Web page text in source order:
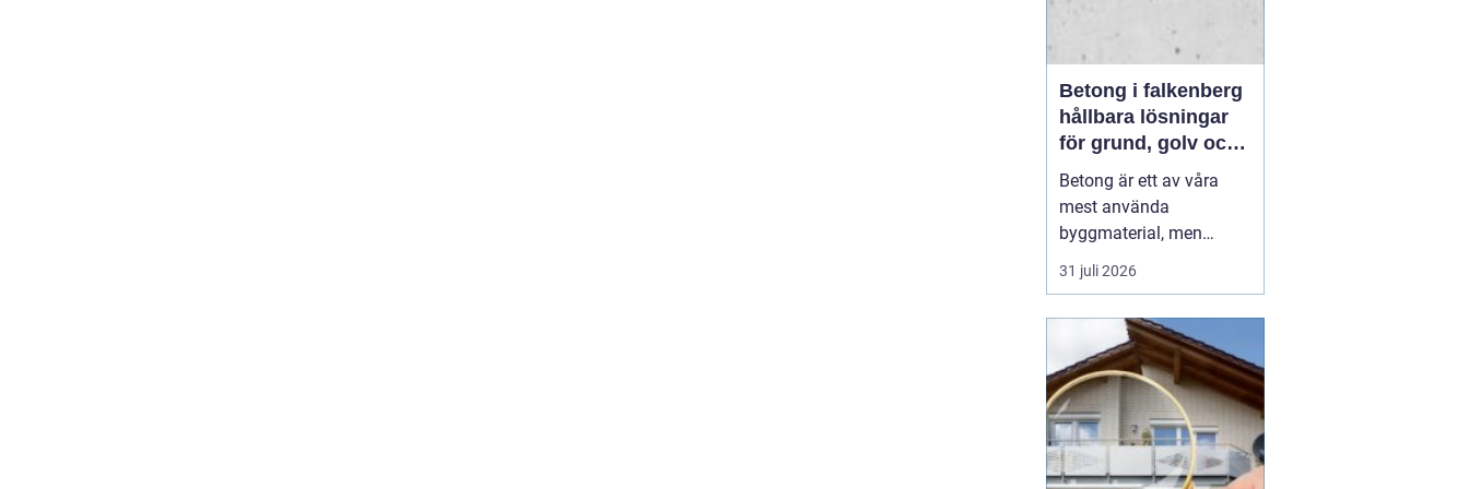
Betong i falkenberg
hållbara lösningar
för grund, golv och
utemiljö
Betong är ett av våra
mest använda
byggmaterial, men
också ett av de mest
missförstådda. Många
ytor, men modern betong
i Falkenberg handlar lika
mycket om design,
precision och långsiktig
funktion. För den som
planerar ny grund...
31 juli 2026